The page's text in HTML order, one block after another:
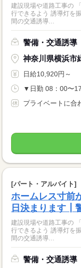
建設現場や道路工事の 「交通
行できるよう 誘導灯を振って案内！ ▼働く現
間の交通誘導...
警備・交通誘導
神奈川県横浜市
日給10,920円～
▼日勤 08：00〜
プライベートに合
[パート・アルバイト]
ホームレス寸前
日決まります┃
建設現場や道路工事の 「交通
行できるよう 誘導灯を振って案内！ ▼働く現
間の交通誘導...
警備・交通誘導